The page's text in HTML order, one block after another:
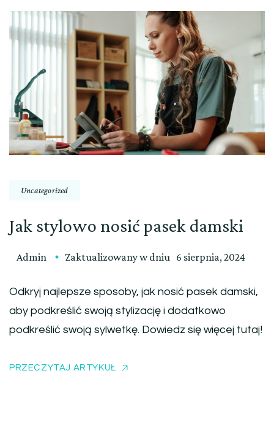
Uncategorized
Jak stylowo nosić pasek damski
Admin Zaktualizowany w dniu 6 sierpnia, 2024
Odkryj najlepsze sposoby, jak nosić pasek damski,
aby podkreślić swoją stylizację i dodatkowo
podkreślić swoją sylwetkę. Dowiedz się więcej tutaj!
PRZECZYTAJ ARTYKUŁ